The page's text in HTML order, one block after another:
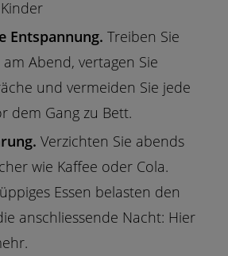
Entspannung. Treiben Sie
Abend, vertagen Sie
und vermeiden Sie jede
dem Gang zu Bett.
Verzichten Sie abends
wie Kaffee oder Cola.
Essen belasten den
anschliessende Nacht: Hier